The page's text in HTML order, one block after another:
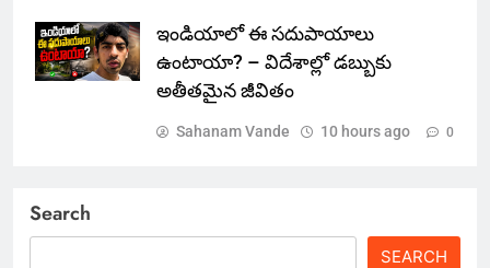
ఇండియాలో‌ ఈ సదుపాయాలు
ఉంటాయా? – విదేశాల్లో డబ్బుకు
అతీతమైన జీవితం
Sahanam Vande 10 hours ago 0
Search
SEARCH